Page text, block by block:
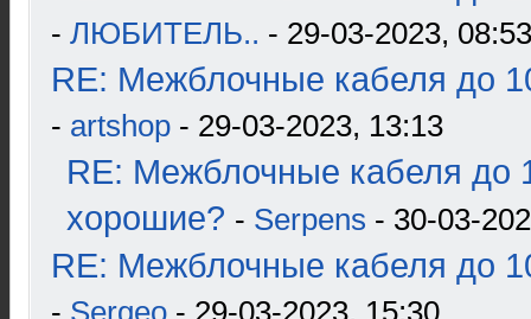
- ЛЮБИТЕЛЬ.. - 29-03-2023, 08:53
RE: Межблочные кабеля до
- artshop - 29-03-2023, 13:13
RE: Межблочные кабеля до
хорошие? - Serpens - 30-03-
RE: Межблочные кабеля до
- Sergeo - 29-03-2023, 15:30